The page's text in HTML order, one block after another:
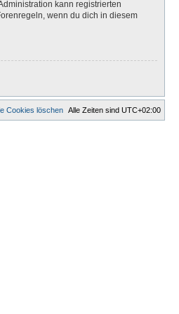
kann registrierten
wenn du dich in diesem
Alle Zeiten sind UTC+02:00
Cookies löschen